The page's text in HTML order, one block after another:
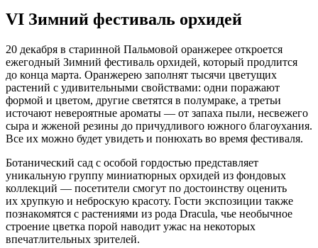
VI Зимний фестиваль орхидей
20 декабря в старинной Пальмовой оранжерее откроется
ежегодный Зимний фестиваль орхидей, который продлится
до конца марта. Оранжерею заполнят тысячи цветущих
растений с удивительными свойствами: одни поражают
формой и цветом, другие светятся в полумраке, а третьи
источают невероятные ароматы — от запаха пыли, несвежего
сыра и жженой резины до причудливого южного благоухания.
Все их можно будет увидеть и понюхать во время фестиваля.
Ботанический сад с особой гордостью представляет
уникальную группу миниатюрных орхидей из фондовых
коллекций — посетители смогут по достоинству оценить
их хрупкую и неброскую красоту. Гости экспозиции также
познакомятся с растениями из рода Dracula, чье необычное
строение цветка порой наводит ужас на некоторых
впечатлительных зрителей.